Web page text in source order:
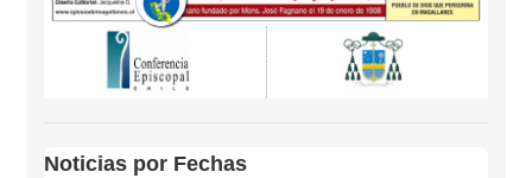
Noticias por Fechas